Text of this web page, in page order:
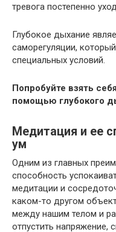
тревога постепенно
Глубокое дыхание
саморегуляции,
специальных условий.
Попробуйте взять
помощью глубокого
Медитация и ее
ум
Одним из главных
способность
медитации и
каком-то другом
между нашим телом и
отпустить напряжение,